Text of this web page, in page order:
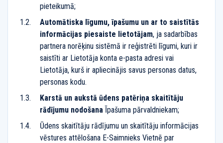
pieteikumā;
Automātiska līgumu, īpašumu un ar to saistītās
informācijas piesaiste lietotājam, ja sadarbības
partnera norēķinu sistēmā ir reģistrēti līgumi, kuri ir
saistīti ar Lietotāja konta e-pasta adresi vai
Lietotāja, kurš ir apliecinājis savus personas datus,
personas kodu.
Karstā un aukstā ūdens patēriņa skaitītāju
rādījumu nodošana Īpašuma pārvaldniekam;
Ūdens skaitītāju rādījumu un skaitītāju informācijas
vēstures attēlošana E-Saimnieks Vietnē par